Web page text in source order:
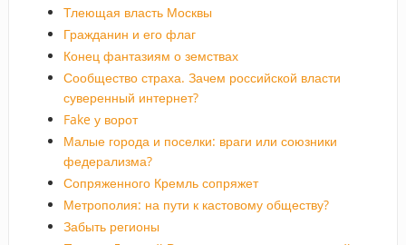
Тлеющая власть Москвы
Гражданин и его флаг
Конец фантазиям о земствах
Сообщество страха. Зачем российской власти
суверенный интернет?
Fake у ворот
Малые города и поселки: враги или союзники
федерализма?
Сопряженного Кремль сопряжет
Метрополия: на пути к кастовому обществу?
Забыть регионы